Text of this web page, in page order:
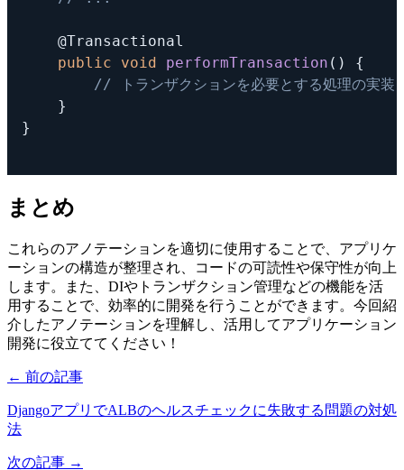
@Transactional
public
void performTransaction ( )
{
// トランザクションを必要とする処理の実装
}
}
まとめ
これらのアノテーションを適切に使用することで、アプリケ
ーションの構造が整理され、コードの可読性や保守性が向上
します。また、DIやトランザクション管理などの機能を活
用することで、効率的に開発を行うことができます。今回紹
介したアノテーションを理解し、活用してアプリケーション
開発に役立ててください！
← 前の記事
DjangoアプリでALBのヘルスチェックに失敗する問題の対処
法
次の記事 →